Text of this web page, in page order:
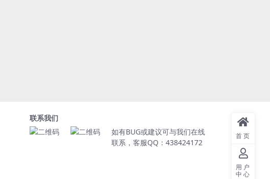
联系我们
如有BUG或建议可与我们在线
联系，客服QQ：438424172
首页
用户
中心